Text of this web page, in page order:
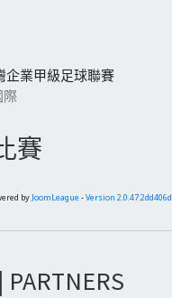
業甲級足球聯賽
賽
by JoomLeague -Version 2.0.47.2dd406d